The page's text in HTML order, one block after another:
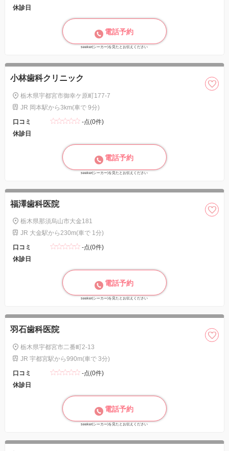
休診日
電話予約
seeker(シーカー)を見たとお伝えください
小林歯科クリニック
栃木県宇都宮市御幸ケ原町177-7
JR 岡本駅から3km(車で 9分)
口コミ
-点(0件)
休診日
電話予約
seeker(シーカー)を見たとお伝えください
福澤歯科医院
栃木県那須烏山市大金181
JR 大金駅から230m(車で 1分)
口コミ
-点(0件)
休診日
電話予約
seeker(シーカー)を見たとお伝えください
羽石歯科医院
栃木県宇都宮市二番町2-13
JR 宇都宮駅から990m(車で 3分)
口コミ
-点(0件)
休診日
電話予約
seeker(シーカー)を見たとお伝えください